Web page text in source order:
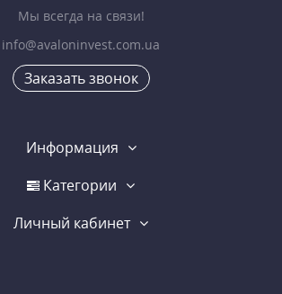
Мы всегда на связи!
info@avaloninvest.com.ua
Заказать звонок
Информация
Категории
Личный кабинет